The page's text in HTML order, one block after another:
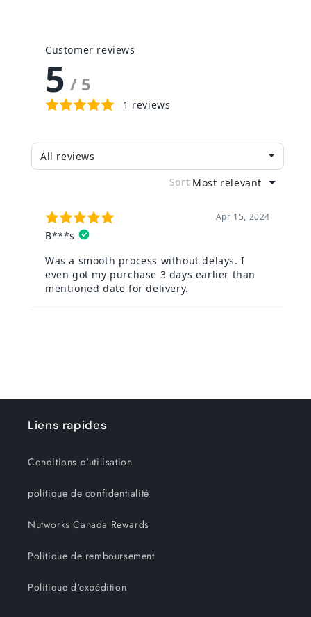
Liens rapides
Conditions d'utilisation
politique de confidentialité
Nutworks Canada Rewards
Politique de remboursement
Politique d'expédition